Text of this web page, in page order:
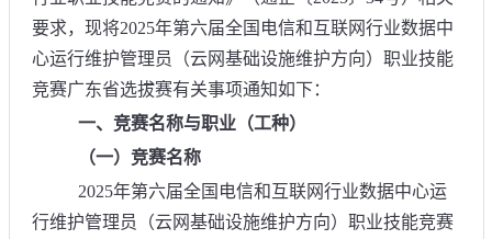
要求，现将2025年第六届全国电信和互联网行业数据中
心运行维护管理员（云网基础设施维护方向）职业技能
竞赛广东省选拔赛有关事项通知如下：
一、竞赛名称与职业（工种）
（一）竞赛名称
2025年第六届全国电信和互联网行业数据中心运
行维护管理员（云网基础设施维护方向）职业技能竞赛